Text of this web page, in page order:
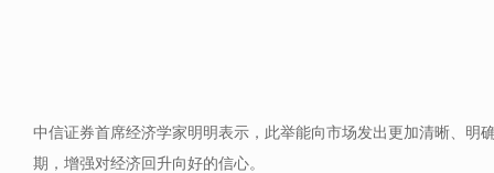
中信证券首席经济学家明明表示，此举能向市场发出更加清晰、明
期，增强对经济回升向好的信心。